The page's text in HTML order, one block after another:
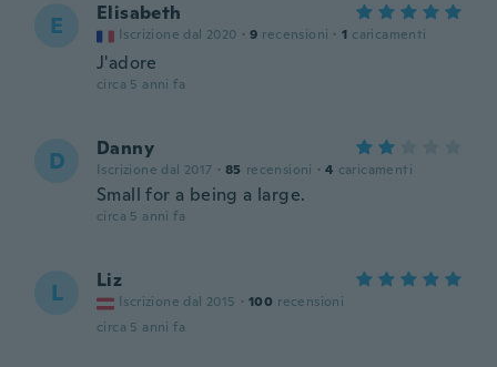
E Elisabeth
Iscrizione dal 2020 · 9 recensioni · 1 caricamenti
J'adore
circa 5 anni fa
D Danny
Iscrizione dal 2017 · 85 recensioni · 4 caricamenti
Small for a being a large.
circa 5 anni fa
L Liz
Iscrizione dal 2015 · 100 recensioni
circa 5 anni fa